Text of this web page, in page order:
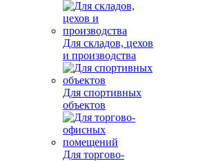
Для складов, цехов
и производства
Для спортивных
объектов
Для торгово-